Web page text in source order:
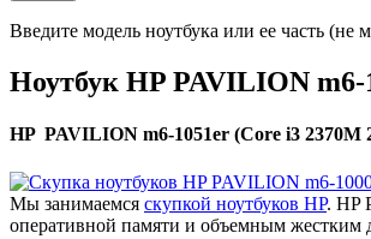
Введите модель ноутбука или ее часть (не
Ноутбук HP PAVILION m6-
HP PAVILION m6-1051er (Core i3 2370M
Мы занимаемся скупкой ноутбуков HP. HP
оперативной памяти и объемным жестким